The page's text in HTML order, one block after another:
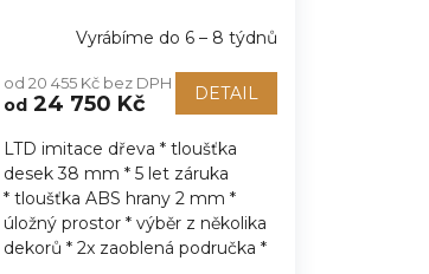
Vyrábíme do 6 – 8 týdnů
od 20 455 Kč bez DPH
od24 750 Kč DETAIL
LTD imitace dřeva * tloušťka
desek 38 mm * 5 let záruka
* tloušťka ABS hrany 2 mm *
úložný prostor * výběr z několika
dekorů * 2x zaoblená područka *